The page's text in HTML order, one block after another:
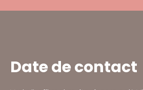
Date de contact